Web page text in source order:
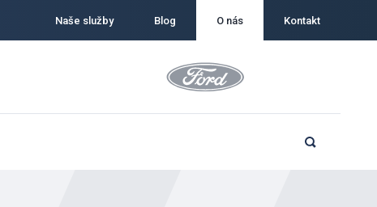
Naše služby Blog O nás Kontakt